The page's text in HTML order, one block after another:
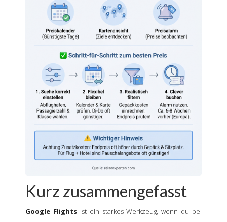
Kurz zusammengefasst
Google Flightsist ein starkes Werkzeug, wenn du bei